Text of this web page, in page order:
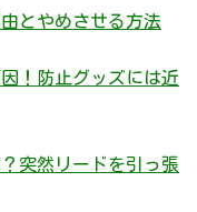
とやめさせる方法
！防止グッズには近
突然リードを引っ張